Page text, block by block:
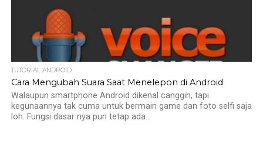
TUTORIAL ANDROID
Cara Mengubah Suara Saat Menelepon di Android
Walaupun smartphone Android dikenal canggih, tapi
kegunaannya tak cuma untuk bermain game dan foto selfi saja
loh. Fungsi dasar nya pun tetap ada...